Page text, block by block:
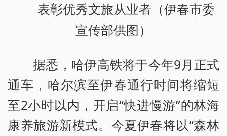
表彰优秀文旅从业者（伊春市委
宣传部供图）
据悉，哈伊高铁将于今年9月正式
通车，哈尔滨至伊春通行时间将缩短
至2小时以内，开启“快进慢游”的林海
康养旅游新模式。今夏伊春将以“森林